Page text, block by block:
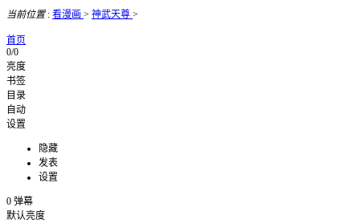
当前位置: 看漫画 > 神武天尊 >
首页
0/0
亮度
书签
目录
自动
设置
隐藏
发表
设置
0 弹幕
默认亮度